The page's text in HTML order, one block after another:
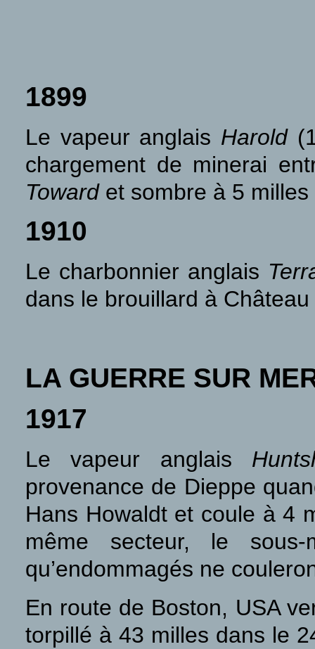
1899
Le vapeur anglais Harold
chargement de minerai
Towardet sombre à 5 milles
1910
Le charbonnier anglais
dans le brouillard à
LA GUERRE SUR
1917
Le vapeur anglais
provenance de Dieppe
Hans Howaldt et coule à 4
même secteur, le
qu’endommagés ne
En route de Boston, USA
torpillé à 43 milles dans le